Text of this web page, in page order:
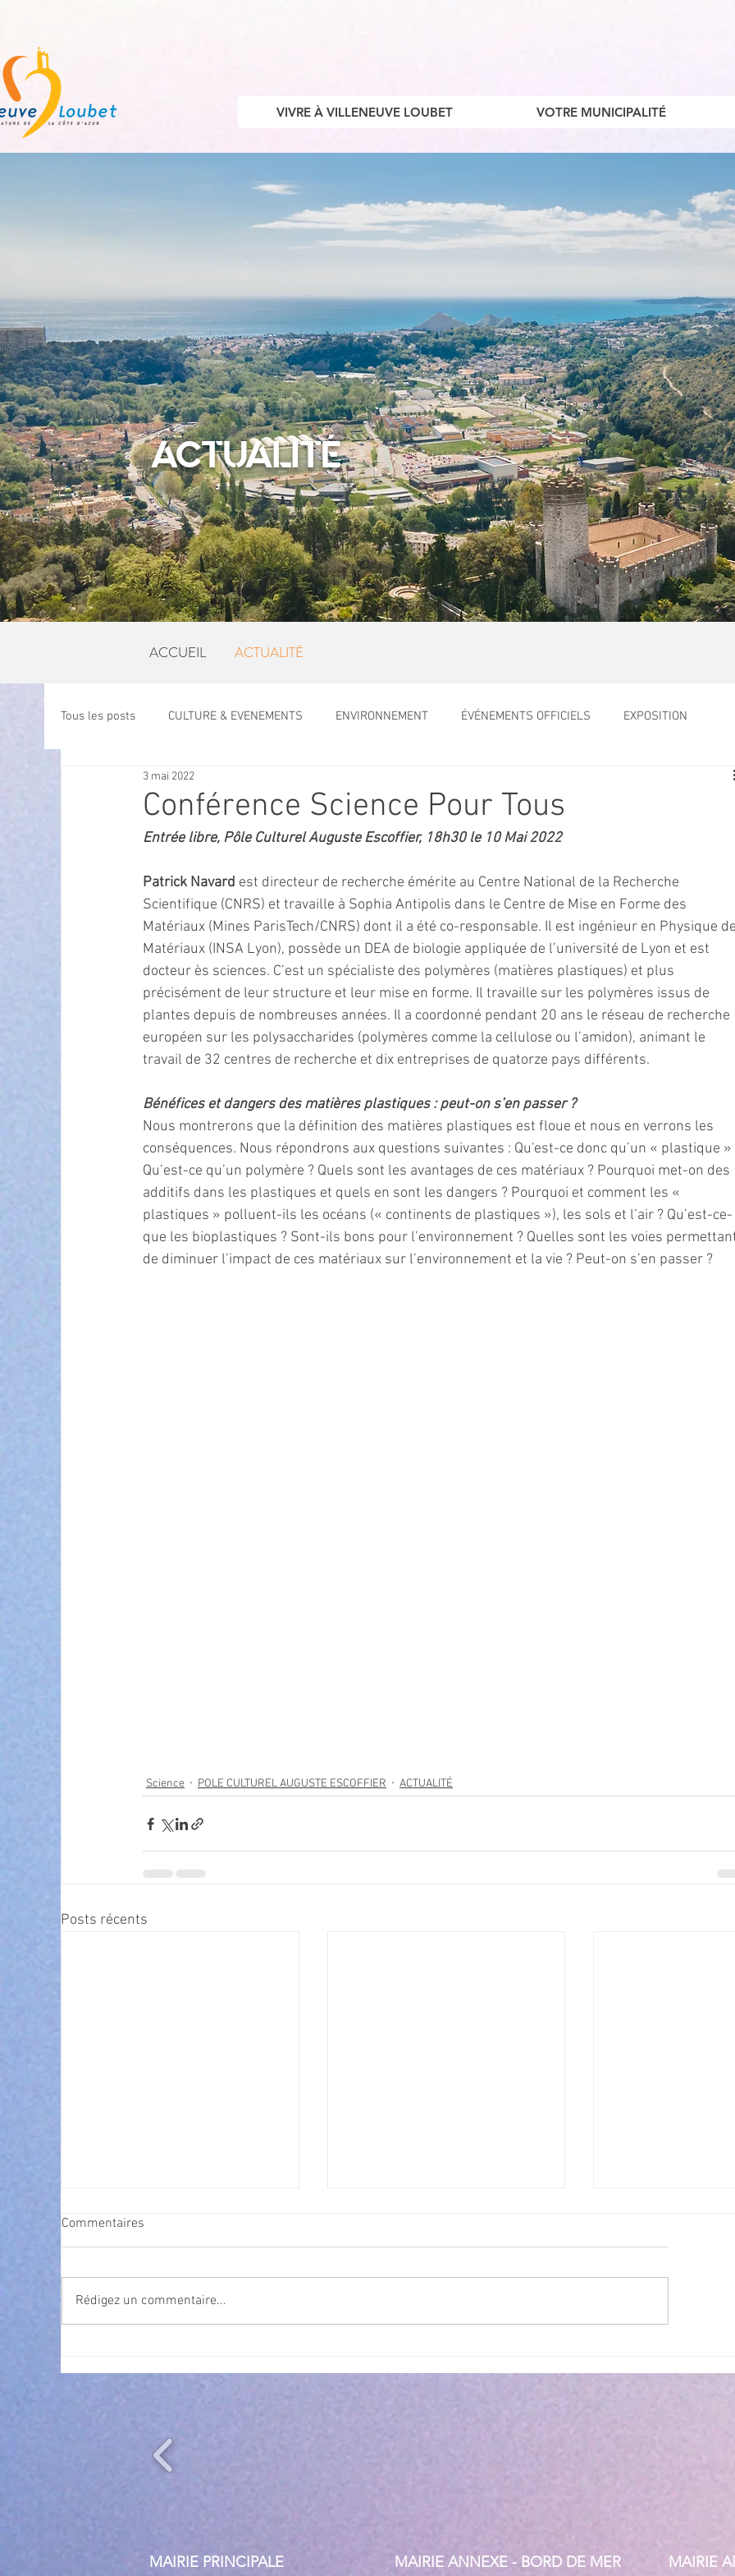
VIVRE À VILLENEUVE LOUBET VOTRE MUNICIPALITÉ
ACTUALITÉ
ACCUEIL ACTUALITÉ
Tous les posts CULTURE & EVENEMENTS ENVIRONNEMENT ÉVÉNEMENTS OFFICIELS EXPOSITION
OFFRES D'EMPLOI
ECO MOBILITE PETITE ENFANCE TOURISME ARCHIVES ET PATRIMOINE
Instruction Publique & Familles PRESSE TRANSPORT SENIORS Activité culture & musique
FETES & MANIFESTATIONS SECURITE HANDICAP CENTRE DE LOISIRS PREVENTION DE LA
POLE CULTUREL AUGUSTE ESCOFFIER Science
Conférence Science Pour Tous
3 mai 2022
Entrée libre, Pôle Culturel Auguste Escoffier, 18h30 le 10 Mai 2022
Patrick Navard est directeur de recherche émérite au Centre National de la Recherche
Scientifique (CNRS) et travaille à Sophia Antipolis dans le Centre de Mise en Forme des
Matériaux (Mines ParisTech/CNRS) dont il a été co-responsable. Il est ingénieur en Physique
Matériaux (INSA Lyon), possède un DEA de biologie appliquée de l’université de Lyon et est
docteur ès sciences. C’est un spécialiste des polymères (matières plastiques) et plus
précisément de leur structure et leur mise en forme. Il travaille sur les polymères issus de
plantes depuis de nombreuses années. Il a coordonné pendant 20 ans le réseau de recherche
européen sur les polysaccharides (polymères comme la cellulose ou l’amidon), animant le
travail de 32 centres de recherche et dix entreprises de quatorze pays différents.
Bénéfices et dangers des matières plastiques : peut-on s’en passer ?
Nous montrerons que la définition des matières plastiques est floue et nous en verrons les
conséquences. Nous répondrons aux questions suivantes : Qu'est-ce donc qu’un « plastique
Qu’est-ce qu’un polymère ? Quels sont les avantages de ces matériaux ? Pourquoi met-on des
additifs dans les plastiques et quels en sont les dangers ? Pourquoi et comment les «
plastiques » polluent-ils les océans (« continents de plastiques »), les sols et l’air ? Qu’est-ce-
que les bioplastiques ? Sont-ils bons pour l’environnement ? Quelles sont les voies
de diminuer l’impact de ces matériaux sur l’environnement et la vie ? Peut-on s’en passer ?
Science POLE CULTUREL AUGUSTE ESCOFFIER ACTUALITÉ
Posts récents
Villeneuve Loubet
Commentaires
Rédigez un commentaire...
MAIRIE PRINCIPALE
MAIRIE ANNEXE - BORD DE MER
MAIRIE